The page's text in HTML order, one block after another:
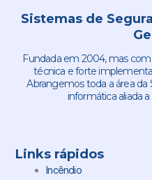
Sistemas de
Fundada em 2004, mas
técnica e forte
Abrangemos toda a área da
informática aliada
Links rápidos
Incêndio